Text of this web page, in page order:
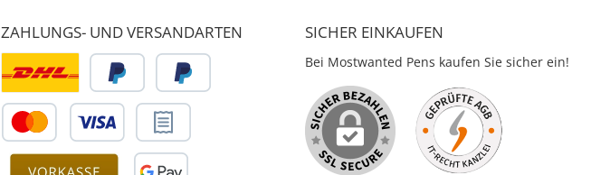
ZAHLUNGS- UND VERSANDARTEN SICHER EINKAUFEN
Bei Mostwanted Pens kaufen Sie sicher ein!